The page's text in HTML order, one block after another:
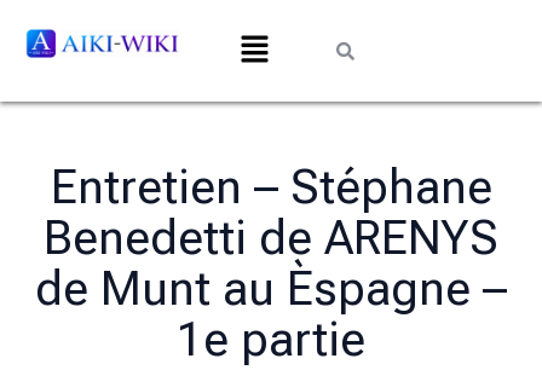
Entretien – Stéphane
Benedetti de ARENYS
de Munt au Èspagne –
1e partie